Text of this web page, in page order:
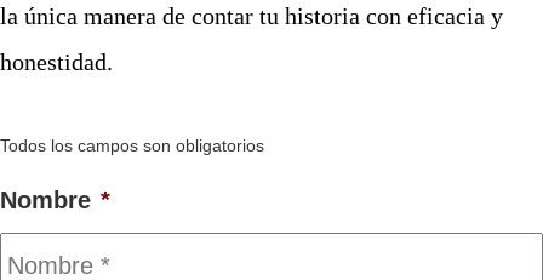
la única manera de contar tu historia con eficacia y
honestidad.
Todos los campos son obligatorios
Nombre *